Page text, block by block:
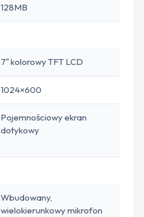
128MB
7″ kolorowy TFT LCD
1024×600
Pojemnościowy ekran
dotykowy
Wbudowany,
wielokierunkowy mikrofon